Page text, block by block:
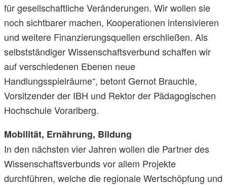
für gesellschaftliche Veränderungen. Wir wollen sie
noch sichtbarer machen, Kooperationen intensivieren
und weitere Finanzierungsquellen erschließen. Als
selbstständiger Wissenschaftsverbund schaffen wir
auf verschiedenen Ebenen neue
Handlungsspielräume“, betont Gernot Brauchle,
Vorsitzender der IBH und Rektor der Pädagogischen
Hochschule Vorarlberg.
Mobilität, Ernährung, Bildung
In den nächsten vier Jahren wollen die Partner des
Wissenschaftsverbunds vor allem Projekte
durchführen, welche die regionale Wertschöpfung und